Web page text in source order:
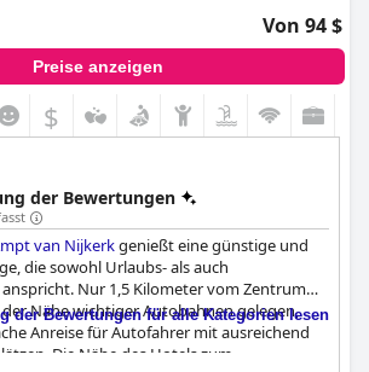
Von 94 $
Preise anzeigen
$
der Bewertungen
van Nijkerkgenießt eine günstige und
die sowohl Urlaubs- als auch
Nur 1,5 Kilometer vom Zentrum
Nähe wichtiger Autobahnen gelegen,
Anreise für Autofahrer mit ausreichend
Die Nähe des Hotels zum
der Bewertungen für alle Kategorien lesen